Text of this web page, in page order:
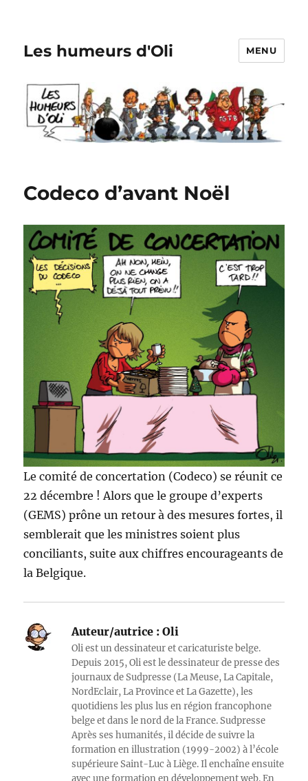
Les humeurs d'Oli MENU
Codeco d’avant Noël
Le comité de concertation (Codeco) se réunit ce
22 décembre ! Alors que le groupe d’experts
(GEMS) prône un retour à des mesures fortes, il
semblerait que les ministres soient plus
conciliants, suite aux chiffres encourageants de
la Belgique.
Auteur/autrice : Oli
Oli est un dessinateur et caricaturiste belge.
Depuis 2015, Oli est le dessinateur de presse des
journaux de Sudpresse (La Meuse, La Capitale,
NordEclair, La Province et La Gazette), les
quotidiens les plus lus en région francophone
belge et dans le nord de la France. Sudpresse
Après ses humanités, il décide de suivre la
formation en illustration (1999-2002) à l’école
supérieure Saint-Luc à Liège. Il enchaîne ensuite
avec une formation en développement web. En